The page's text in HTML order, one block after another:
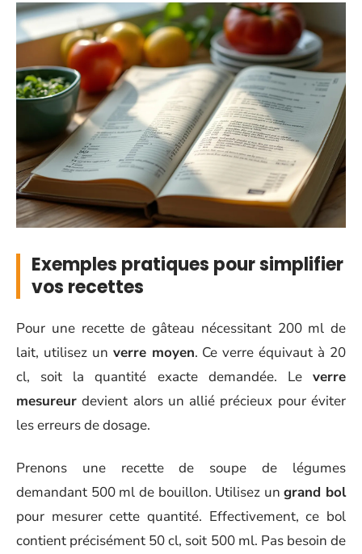
Exemples pratiques pour simplifier
vos recettes
Pour une recette de gâteau nécessitant 200 ml de
lait, utilisez un verre moyen. Ce verre équivaut à 20
cl, soit la quantité exacte demandée. Le verre
mesureur devient alors un allié précieux pour éviter
les erreurs de dosage.
Prenons une recette de soupe de légumes
demandant 500 ml de bouillon. Utilisez ungrand bol
pour mesurer cette quantité. Effectivement, ce bol
contient précisément 50 cl, soit 500 ml. Pas besoin de